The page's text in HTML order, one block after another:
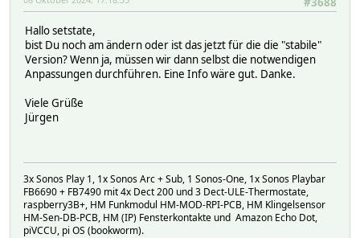
Hallo setstate,
bist Du noch am ändern oder ist das jetzt für die die "stabile"
Version? Wenn ja, müssen wir dann selbst die notwendigen
Anpassungen durchführen. Eine Info wäre gut. Danke.
Viele Grüße
Jürgen
3x Sonos Play 1, 1x Sonos Arc + Sub, 1 Sonos-One, 1x Sonos Playbar
FB6690 + FB7490 mit 4x Dect 200 und 3 Dect-ULE-Thermostate,
raspberry3B+, HM Funkmodul HM-MOD-RPI-PCB, HM Klingelsensor
HM-Sen-DB-PCB, HM (IP) Fensterkontakte und Amazon Echo Dot,
piVCCU, pi OS (bookworm).